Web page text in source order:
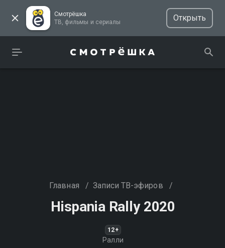
Смотрёшка
ТВ, фильмы и сериалы
Открыть
Главная / Записи ТВ-эфиров /
Hispania Rally 2020
12+
Ралли